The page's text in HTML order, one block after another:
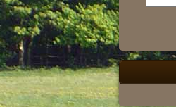
jeho
část
spojení